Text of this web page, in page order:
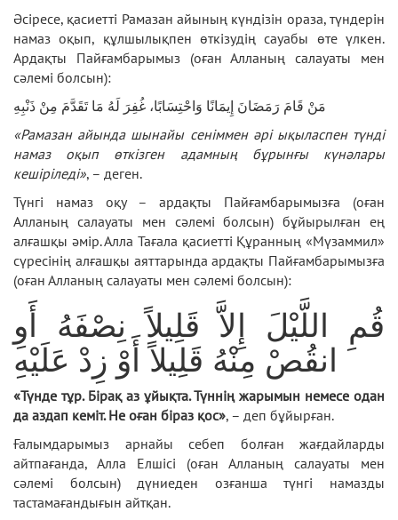
Әсіресе, қасиетті Рамазан айының күндізін ораза, түндерін
намаз оқып, құлшылықпен өткізудің сауабы өте үлкен.
Ардақты Пайғамбарымыз (оған Алланың салауаты мен
сәлемі болсын):
مَنْ قَامَ رَمَضَانَ إِيمَانًا وَاحْتِسَابًا، غُفِرَ لَهُ مَا تَقَدَّمَ مِنْ ذَنْبِهِ
«Рамазан айында шынайы сеніммен әрі ықыласпен түнді
намаз оқып өткізген адамның бұрынғы күнәлары
кешіріледі», – деген.
Түнгі намаз оқу – ардақты Пайғамбарымызға (оған
Алланың салауаты мен сәлемі болсын) бұйырылған ең
алғашқы әмір. Алла Тағала қасиетті Құранның «Мүзаммил»
сүресінің алғашқы аяттарында ардақты Пайғамбарымызға
(оған Алланың салауаты мен сәлемі болсын):
قُمِ اللَّيْلَ إِلاَّ قَلِيلاً نِصْفَهُ أَوِ
انقُصْ مِنْهُ قَلِيلاً أَوْ زِدْ عَلَيْهِ
«Түнде тұр. Бірақ аз ұйықта. Түннің жарымын немесе одан
да аздап кеміт. Не оған біраз қос», – деп бұйырған.
Ғалымдарымыз арнайы себеп болған жағдайларды
айтпағанда, Алла Елшісі (оған Алланың салауаты мен
сәлемі болсын) дүниеден озғанша түнгі намазды
тастамағандығын айтқан.